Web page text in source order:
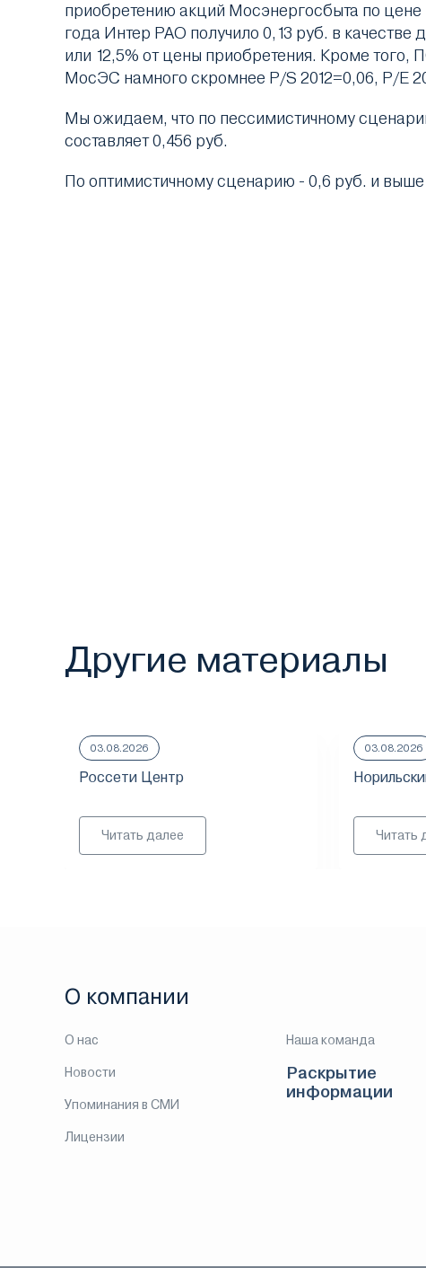
приобретению акций Мосэнергосбыта по цене
года Интер РАО получило 0,13 руб. в
или 12,5% от цены приобретения. Кроме того,
МосЭС намного скромнее P/S 2012=0,06, P/E
Мы ожидаем, что по пессимистичному
составляет 0,456 руб.
По оптимистичному сценарию - 0,6 руб. и
Другие материалы
03.08.2026
Россети Центр
Читать далее
03.08.2026
Читать
О компании
О нас
Новости
Упоминания в СМИ
Лицензии
Наша команда
Раскрытие
информации